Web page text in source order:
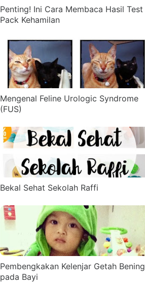
Penting! Ini Cara Membaca Hasil Test
Pack Kehamilan
Mengenal Feline Urologic Syndrome
(FUS)
Bekal Sehat Sekolah Raffi
Pembengkakan Kelenjar Getah Bening
pada Bayi